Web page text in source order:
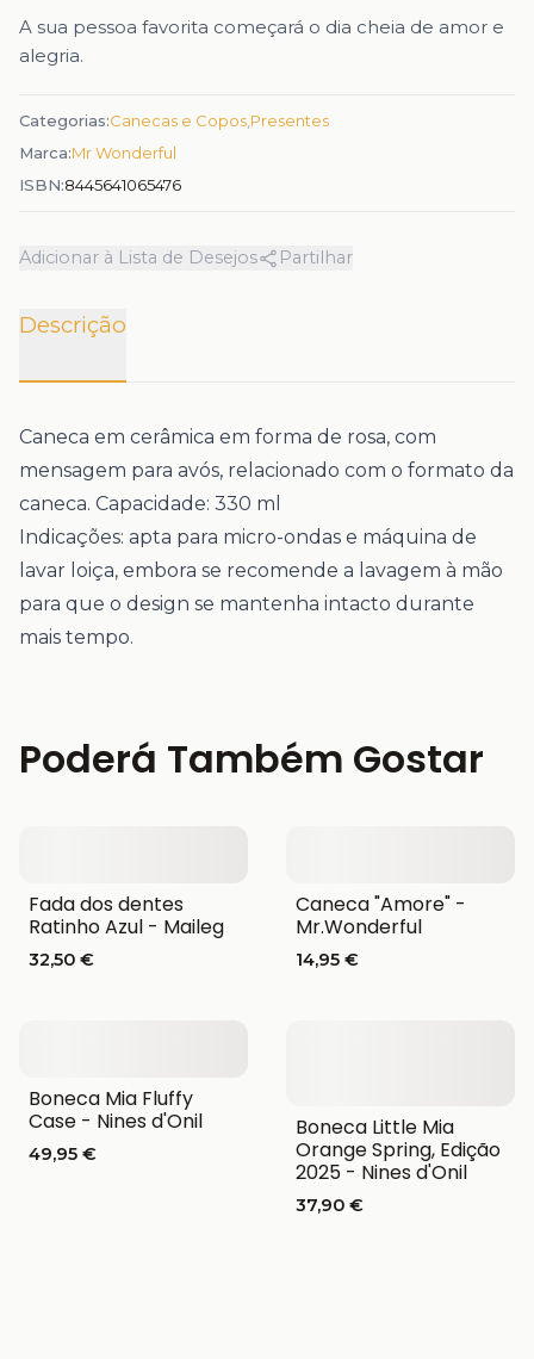
Descrição
Caneca em cerâmica em forma de rosa, com
mensagem para avós, relacionado com o formato da
caneca. Capacidade: 330 ml
Indicações: apta para micro-ondas e máquina de
lavar loiça, embora se recomende a lavagem à mão
para que o design se mantenha intacto durante
mais tempo.
A sua pessoa favorita começará o dia cheia de amor e
alegria.
Categorias:Canecas e Copos Presentes
Marca:Mr Wonderful
ISBN:8445641065476
Adicionar à Lista de Desejos Partilhar
Poderá Também Gostar
Fada dos dentes
Ratinho Azul - Maileg
32,50 €
Caneca "Amore" -
Mr.Wonderful
14,95 €
Boneca Mia Fluffy
Case - Nines d'Onil
49,95 €
Boneca Little Mia
Orange Spring, Edição
2025 - Nines d'Onil
37,90 €